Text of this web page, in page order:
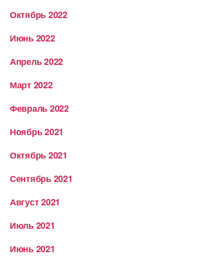
Октябрь 2022
Июнь 2022
Апрель 2022
Март 2022
Февраль 2022
Ноябрь 2021
Октябрь 2021
Сентябрь 2021
Август 2021
Июль 2021
Июнь 2021